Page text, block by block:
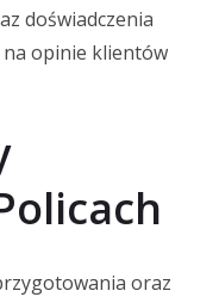
doświadczenia
opinie klientów
oraz